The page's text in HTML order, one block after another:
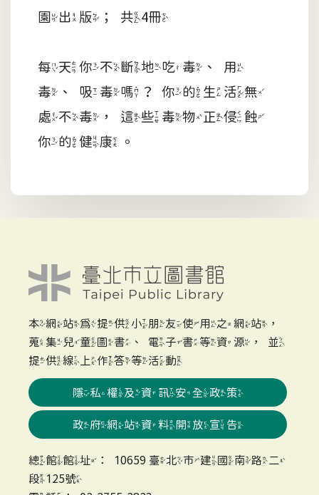
園出版；共4冊
每天你不斷地吃毒、用
毒、吸毒嗎？你的生活無
處不毒，這些毒物正侵蝕
你的健康。
本網站為提供小朋友使用之網站，
蒐集兒童圖書、電子書等資源，並
提供線上作答等活動
隱私權及資訊安全政策
政府網站資料開放宣告
總館館址：10659 臺北市建國南路二
段125號